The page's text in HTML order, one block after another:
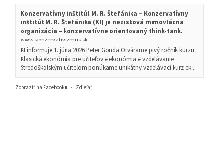
Konzervatívny inštitút M. R. Štefánika – Konzervatívny
inštitút M. R. Štefánika (KI) je nezisková mimovládna
organizácia – konzervatívne orientovaný think-tank.
www.konzervativizmus.sk
KI informuje 1. júna 2026 Peter Gonda Otvárame prvý ročník kurzu
Klasická ekonómia pre učiteľov # ekonómia # vzdelávanie
Stredoškolským učiteľom ponúkame unikátny vzdelávací kurz ek...
Zobraziť na Facebooku · Zdieľať